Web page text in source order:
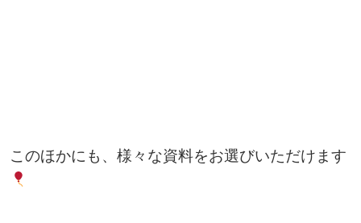
このほかにも、様々な資料をお選びいただけます